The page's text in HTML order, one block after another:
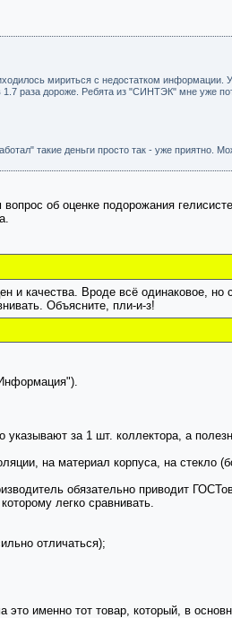
мириться с недостатком информации.
раза дороже. Ребята из "СИНТЭК" мне уже
такие деньги просто так - уже приятно.
об оценке подорожания
и качества. Вроде всё одинаковое, но
Объясните, пли-и-з!
за 1 шт. коллектора, а
на материал корпуса, на стекло
обязательно приводит
легко сравнивать.
отличаться);
это именно тот товар, который, в